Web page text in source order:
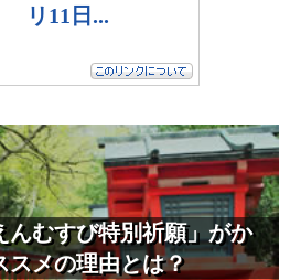
んむすび特別祈願」がか
スメの理由とは？